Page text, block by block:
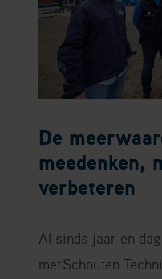
De
meedenken,
verbeteren
Al sinds jaar en
metSchouten